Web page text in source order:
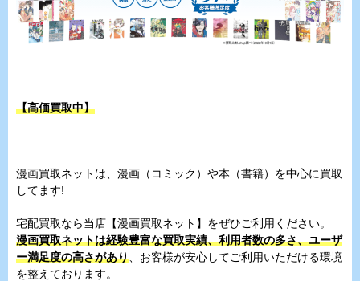
【高価買取中】
漫画買取ネットは、漫画（コミック）や本（書籍）を中心に買取
してます!
宅配買取なら当店【漫画買取ネット】をぜひご利用ください。
漫画買取ネットは経験豊富な買取実績、利用者数の多さ、ユーザ
ー満足度の高さがあり 、お客様が安心してご利用いただける環境
を整えております。